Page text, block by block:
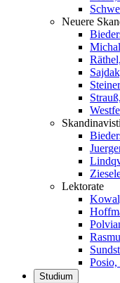
Neuere
Lektorate
Studium